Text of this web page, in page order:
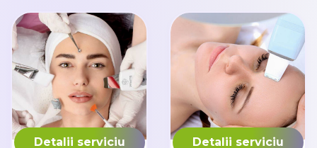
Detalii serviciu Detalii serviciu